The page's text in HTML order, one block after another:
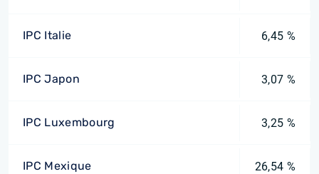
IPC Italie 6,45 %
IPC Japon 3,07 %
IPC Luxembourg 3,25 %
IPC Mexique 26,54 %